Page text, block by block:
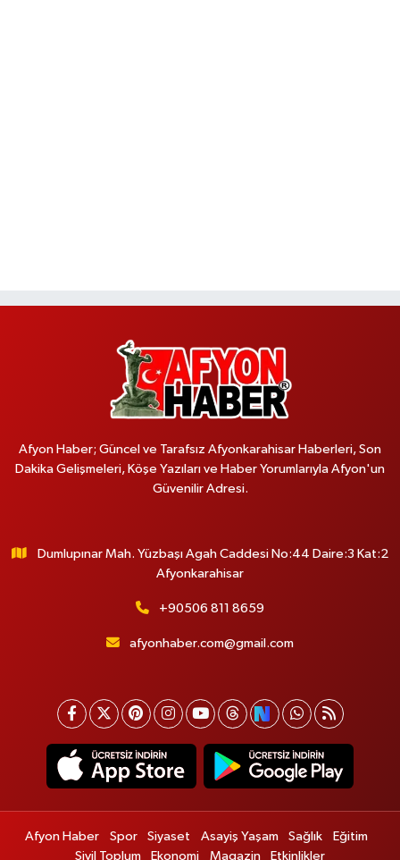
Afyon Haber; Güncel ve Tarafsız Afyonkarahisar Haberleri, Son
Dakika Gelişmeleri, Köşe Yazıları ve Haber Yorumlarıyla Afyon'un
Güvenilir Adresi.
Dumlupınar Mah. Yüzbaşı Agah Caddesi No:44 Daire:3 Kat:2
Afyonkarahisar
+90506 811 8659
afyonhaber.com@gmail.com
Afyon Haber Spor Siyaset Asayiş Yaşam Sağlık
Eğitim
Sivil Toplum
Ekonomi Magazin Etkinlikler